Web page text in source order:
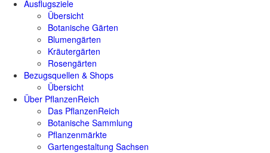
Ausflugsziele
Übersicht
Botanische Gärten
Blumengärten
Kräutergärten
Rosengärten
Bezugsquellen & Shops
Übersicht
Über PflanzenReich
Das PflanzenReich
Botanische Sammlung
Pflanzenmärkte
Gartengestaltung Sachsen